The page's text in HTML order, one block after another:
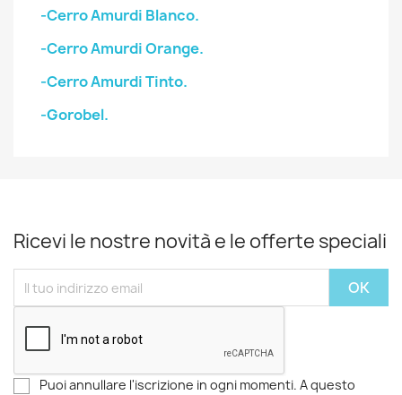
-Cerro Amurdi Blanco.
-Cerro Amurdi Orange.
-Cerro Amurdi Tinto.
-Gorobel.
Ricevi le nostre novità e le offerte speciali
Puoi annullare l'iscrizione in ogni momenti. A questo